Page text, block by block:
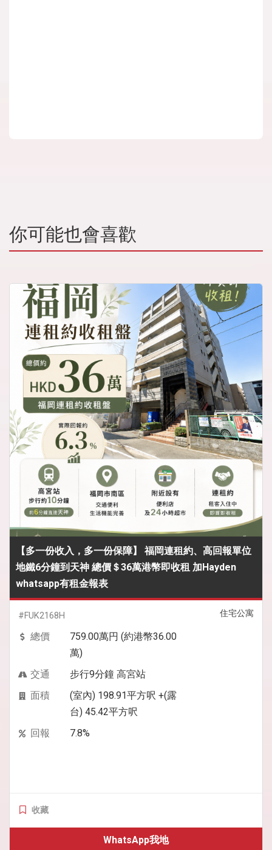
你可能也會喜歡
【多一份收入，多一份保障】 福岡連租約、高回報單位
地鐵6分鐘到天神 總價＄36萬港幣即收租 加Hayden
whatsapp有租金報表
住宅公寓
#FUK2168H
總價
759.00萬円 (約港幣36.00
萬)
交通
步行9分鐘 高宮站
面積
(室內) 198.91平方呎 +(露
台) 45.42平方呎
回報
7.8%
收藏
WhatsApp我地